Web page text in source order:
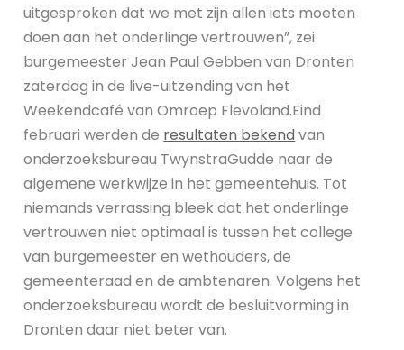
uitgesproken dat we met zijn allen iets moeten
doen aan het onderlinge vertrouwen”, zei
burgemeester Jean Paul Gebben van Dronten
zaterdag in de live-uitzending van het
Weekendcafé van Omroep Flevoland.Eind
februari werden de resultaten bekend van
onderzoeksbureau TwynstraGudde naar de
algemene werkwijze in het gemeentehuis. Tot
niemands verrassing bleek dat het onderlinge
vertrouwen niet optimaal is tussen het college
van burgemeester en wethouders, de
gemeenteraad en de ambtenaren. Volgens het
onderzoeksbureau wordt de besluitvorming in
Dronten daar niet beter van.